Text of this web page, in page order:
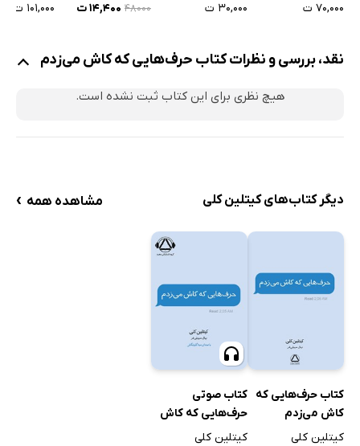
۷۰,۰۰۰ ت
۳۰,۰۰۰ ت
۴۸۰۰۰ ۱۴,۴۰۰ ت
۱۰۱,۰۰۰ ت
نقد، بررسی و نظرات کتاب حرف‌هایی که کاش می‌زدم
هیچ نظری برای این کتاب ثبت نشده است.
دیگر کتاب‌های کیتلین کلی مشاهده همه ›
کتاب حرف‌هایی که
کاش می‌زدم
کیتلین کلی
کتاب صوتی
حرف‌هایی که کاش
می‌زدم
کیتلین کلی